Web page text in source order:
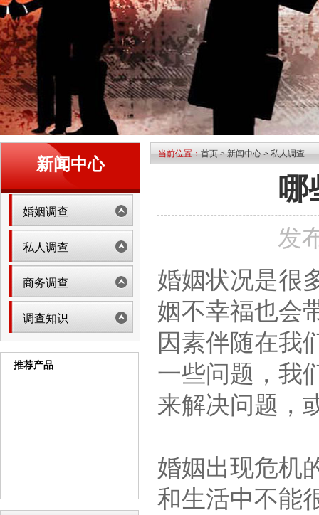
新闻中心
婚姻调查
私人调查
商务调查
调查知识
推荐产品
当前位置：首页>新闻中心>私人调查
哪
发
婚姻状况是很
姻不幸福也会
因素伴随在我
一些问题，我
来解决问题，
婚姻出现危机
和生活中不能